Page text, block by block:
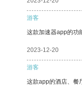
游客
这款加速器app的功
2023-12-20
游客
这款app的酒店、餐